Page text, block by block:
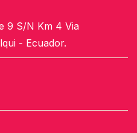
9 S/n Km 4 Via
- Ecuador.